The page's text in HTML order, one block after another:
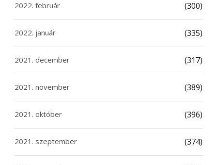
2022. február (300)
2022. január (335)
2021. december (317)
2021. november (389)
2021. október (396)
2021. szeptember (374)